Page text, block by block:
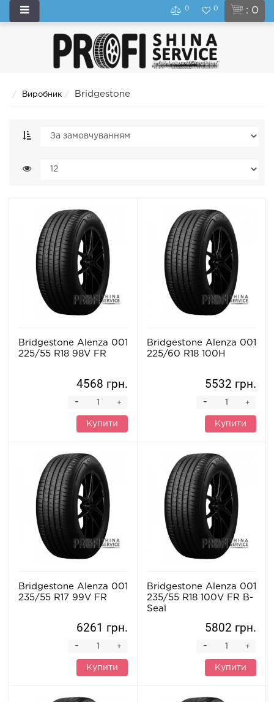
: 0
0 0
Виробник Bridgestone
Bridgestone Alenza 001
225/55 R18 98V FR
4568 грн.
+
-
Купити
Bridgestone Alenza 001
225/60 R18 100H
5532 грн.
+
-
Купити
Bridgestone Alenza 001
235/55 R17 99V FR
6261 грн.
+
-
Купити
Bridgestone Alenza 001
235/55 R18 100V FR B-
Seal
5802 грн.
+
-
Купити